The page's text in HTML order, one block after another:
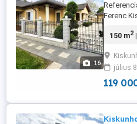
16
Ferenc
családi
ingatlan
150 m2|
július 8
119